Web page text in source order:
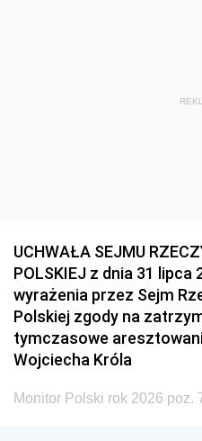
UCHWAŁA SEJMU
POLSKIEJ z dnia 31 lipca
wyrażenia przez Sejm
Polskiej zgody na
tymczasowe
Wojciecha Króla
Monitor Polski rok 2026 poz.